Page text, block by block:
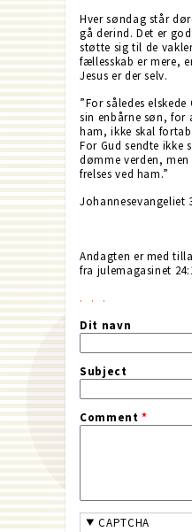
Hver søndag står
gå derind. Det er
støtte sig til de
fællesskab er mere,
Jesus er der selv.
”For således
sin enbårne søn, for
ham, ikke skal
For Gud sendte ikke
dømme verden,
frelses ved ham.”
Johannesevangeliet
Andagten er med
fra julemagasinet
Dit navn
Subject
Comment*
CAPTCHA